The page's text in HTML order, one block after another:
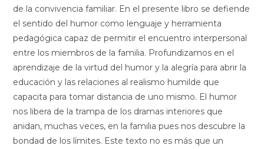
de la convivencia familiar. En el presente libro se defiende
el sentido del humor como lenguaje y herramienta
pedagógica capaz de permitir el encuentro interpersonal
entre los miembros de la familia. Profundizamos en el
aprendizaje de la virtud del humor y la alegría para abrir la
educación y las relaciones al realismo humilde que
capacita para tomar distancia de uno mismo. El humor
nos libera de la trampa de los dramas interiores que
anidan, muchas veces, en la familia pues nos descubre la
bondad de los límites. Este texto no es más que un